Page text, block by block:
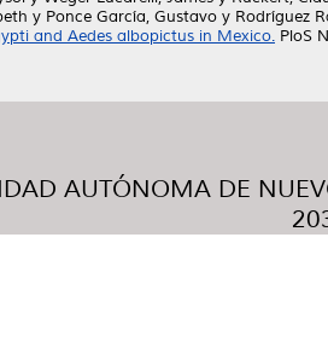
y Ponce García, Gustavo y Rodríguez
and Aedes albopictus in Mexico. PloS
AUTÓNOMA DE